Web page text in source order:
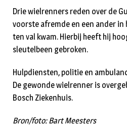
Drie wielrenners reden over de
voorste afremde en een ander in
ten val kwam. Hierbij heeft hij
sleutelbeen gebroken.
Hulpdiensten, politie en
De gewonde wielrenner is
Bosch Ziekenhuis.
Bron/foto: Bart Meesters